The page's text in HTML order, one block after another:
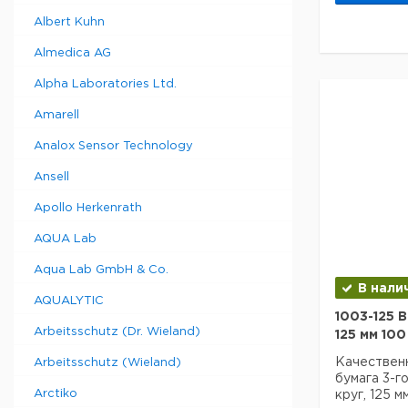
Albert Kuhn
Almedica AG
Alpha Laboratories Ltd.
Amarell
Analox Sensor Technology
Ansell
Apollo Herkenrath
AQUA Lab
Aqua Lab GmbH & Co.
AQUALYTIC
Arbeitsschutz (Dr. Wieland)
Arbeitsschutz (Wieland)
Arctiko
проводить
анализ
Листы
для
данные
Страна
Вес брутто:
Ширина
В
1003-125
125 мм
бумага 3-
круг, 125